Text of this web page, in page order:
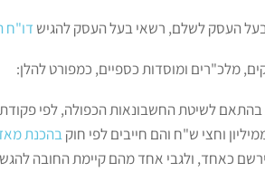
העסק לשלם, רשאי בעל העסק להגיש דו"ח
בהתאם לשיטת החשבונאות הכפולה, לפי
וחצי ש"ח והם חייבים לפי חוקבהכנת
כאחד, ולגבי אחד מהם קיימת החובה